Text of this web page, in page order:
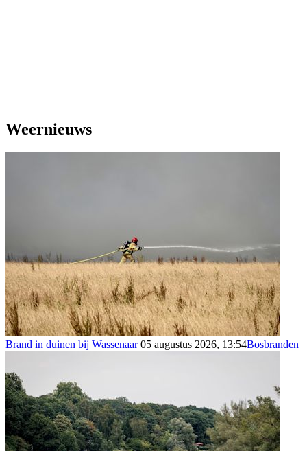
Weernieuws
Brand in duinen bij Wassenaar05 augustus 2026, 13:54Bosbranden